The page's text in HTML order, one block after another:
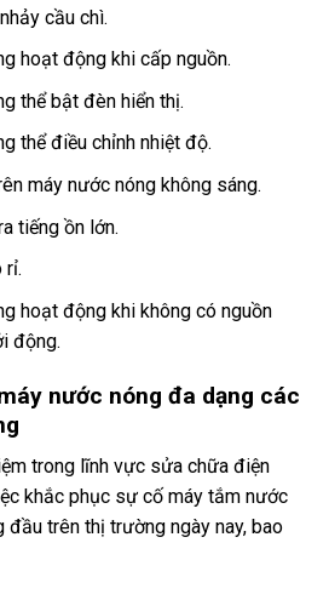
cầu chì.
hoạt động khi cấp nguồn.
thể bật đèn hiển thị.
thể điều chỉnh nhiệt độ.
máy nước nóng không sáng.
tiếng ồn lớn.
rỉ.
hoạt động khi không có nguồn
động.
nước nóng đa dạng các
trong lĩnh vực sửa chữa điện
khắc phục sự cố máy tắm nước
đầu trên thị trường ngày nay, bao